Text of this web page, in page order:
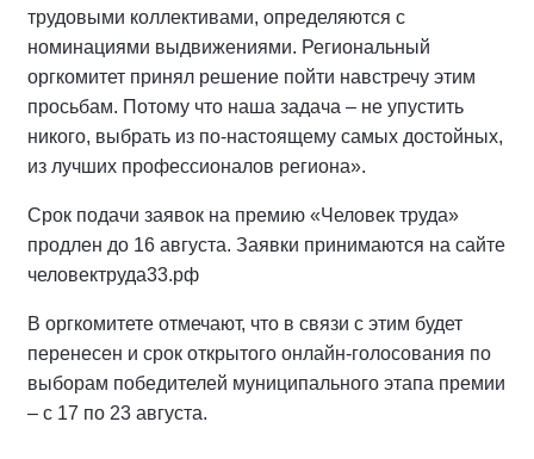
трудовыми коллективами, определяются с
номинациями выдвижениями. Региональный
оргкомитет принял решение пойти навстречу этим
просьбам. Потому что наша задача – не упустить
никого, выбрать из по-настоящему самых достойных,
из лучших профессионалов региона».
Срок подачи заявок на премию «Человек труда»
продлен до 16 августа. Заявки принимаются на сайте
человектруда33.рф
В оргкомитете отмечают, что в связи с этим будет
перенесен и срок открытого онлайн-голосования по
выборам победителей муниципального этапа премии
– с 17 по 23 августа.